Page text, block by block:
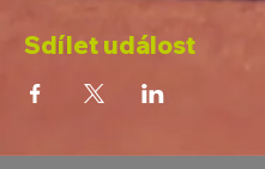
Sdílet událost